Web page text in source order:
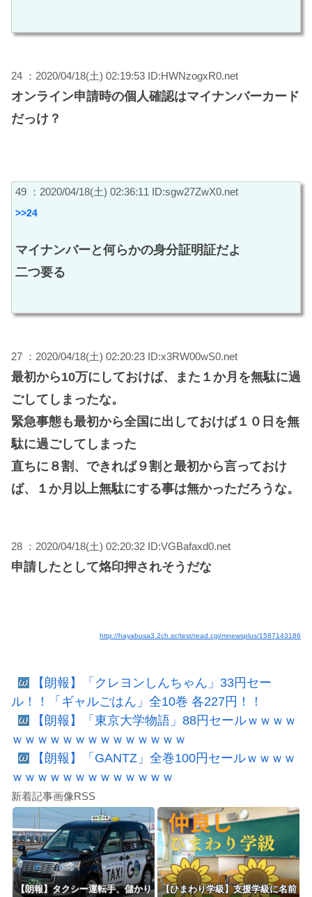
24 ：2020/04/18(土) 02:19:53 ID:HWNzogxR0.net
オンライン申請時の個人確認はマイナンバーカード
だっけ？
49 ：2020/04/18(土) 02:36:11 ID:sgw27ZwX0.net
>>24
マイナンバーと何らかの身分証明証だよ
二つ要る
27 ：2020/04/18(土) 02:20:23 ID:x3RW00wS0.net
最初から10万にしておけば、また１か月を無駄に過
ごしてしまったな。
緊急事態も最初から全国に出しておけば１０日を無
駄に過ごしてしまった
直ちに８割、できれば９割と最初から言っておけ
ば、１か月以上無駄にする事は無かっただろうな。
28 ：2020/04/18(土) 02:20:32 ID:VGBafaxd0.net
申請したとして烙印押されそうだな
http://hayabusa3.2ch.sc/test/read.cgi/mnewsplus/1587143186
【朗報】「クレヨンしんちゃん」33円セー
ル！！「ギャルごはん」全10巻 各227円！！
【朗報】「東京大学物語」88円セールｗｗｗｗ
ｗｗｗｗｗｗｗｗｗｗｗｗｗｗ
【朗報】「GANTZ」全巻100円セールｗｗｗｗ
ｗｗｗｗｗｗｗｗｗｗｗｗｗ
新着記事画像RSS
【朗報】タクシー運転手、儲かり
【ひまわり学級】支援学級に名前